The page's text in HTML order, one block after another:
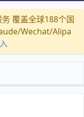
覆盖全球188个国
Wechat/Alipa